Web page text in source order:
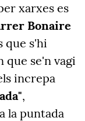
xarxes es
Bonaire
que s'hi
que se'n vagi
increpa
,
la puntada